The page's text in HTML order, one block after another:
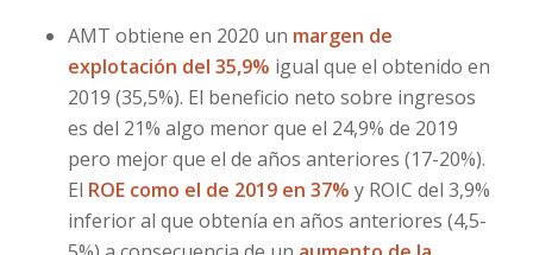
AMT obtiene en 2020 un margen de
explotación del 35,9% igual que el obtenido en
2019 (35,5%). El beneficio neto sobre ingresos
es del 21% algo menor que el 24,9% de 2019
pero mejor que el de años anteriores (17-20%).
El ROE como el de 2019 en 37% y ROIC del 3,9%
inferior al que obtenía en años anteriores (4,5-